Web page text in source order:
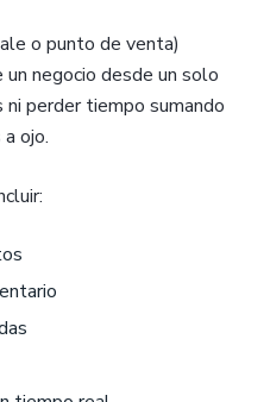
o punto de venta)
negocio desde un solo
perder tiempo sumando
ojo.